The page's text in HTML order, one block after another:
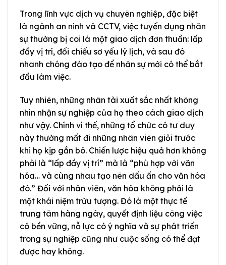
Trong lĩnh vực dịch vụ chuyên nghiệp, đặc biệt
là ngành an ninh và CCTV, việc tuyển dụng nhân
sự thường bị coi là một giao dịch đơn thuần: lấp
đầy vị trí, đối chiếu sơ yếu lý lịch, và sau đó
nhanh chóng đào tạo để nhân sự mới có thể bắt
đầu làm việc.
Tuy nhiên, những nhân tài xuất sắc nhất không
nhìn nhận sự nghiệp của họ theo cách giao dịch
như vậy. Chính vì thế, những tổ chức có tư duy
này thường mất đi những nhân viên giỏi trước
khi họ kịp gắn bó. Chiến lược hiệu quả hơn không
phải là “lấp đầy vị trí” mà là “phù hợp với văn
hóa… và cùng nhau tạo nên dấu ấn cho văn hóa
đó.” Đối với nhân viên, văn hóa không phải là
một khái niệm trừu tượng. Đó là một thực tế
trung tâm hàng ngày, quyết định liệu công việc
có bền vững, nỗ lực có ý nghĩa và sự phát triển
trong sự nghiệp cũng như cuộc sống có thể đạt
được hay không.